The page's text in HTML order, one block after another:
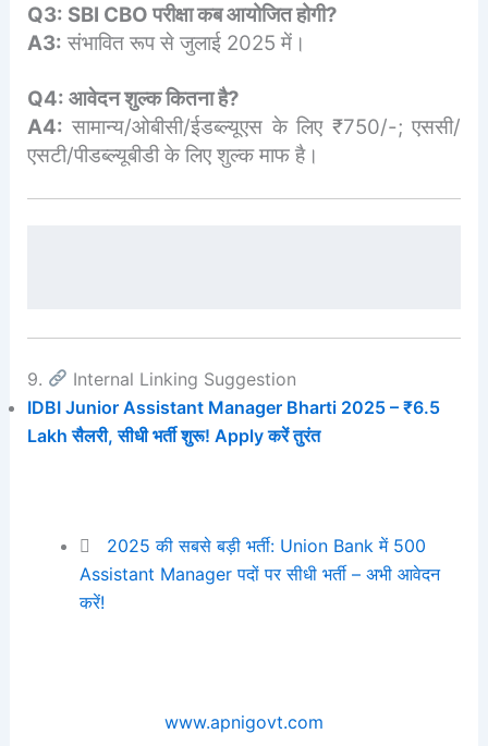
Q3: SBI CBO परीक्षा कब आयोजित होगी?
A3: संभावित रूप से जुलाई 2025 में।
Q4: आवेदन शुल्क कितना है?
A4: सामान्य/ओबीसी/ईडब्ल्यूएस के लिए ₹750/-; एससी/
एसटी/पीडब्ल्यूबीडी के लिए शुल्क माफ है।
9.
Internal Linking Suggestion
IDBI Junior Assistant Manager Bharti 2025 – ₹6.5
Lakh सैलरी, सीधी भर्ती शुरू! Apply करें तुरंत
2025 की सबसे बड़ी भर्ती: Union Bank में 500
Assistant Manager पदों पर सीधी भर्ती – अभी आवेदन
करें!
www.apnigovt.com